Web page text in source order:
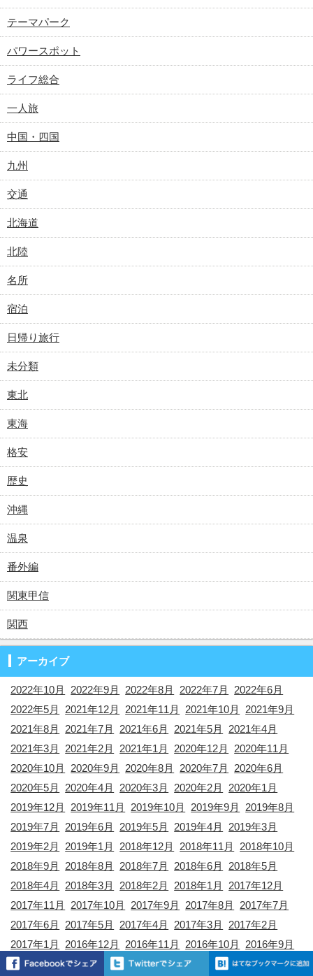
テーマパーク
パワースポット
ライフ総合
一人旅
中国・四国
九州
交通
北海道
北陸
名所
宿泊
日帰り旅行
未分類
東北
東海
格安
歴史
沖縄
温泉
番外編
関東甲信
関西
アーカイブ
2022年10月 2022年9月 2022年8月 2022年7月
2022年6月
2022年5月
2021年12月 2021年11月 2021年10月
2021年9月
2021年8月
2021年7月 2021年6月 2021年5月
2021年4月
2021年3月
2021年2月 2021年1月 2020年12月
2020年11月
2020年10月
2020年9月 2020年8月 2020年7月
2020年6月
2020年5月
2020年4月 2020年3月 2020年2月
2020年1月
2019年12月
2019年11月 2019年10月 2019年9月
2019年8月
2019年7月
2019年6月 2019年5月 2019年4月
2019年3月
2019年2月
2019年1月 2018年12月 2018年11月
2018年10月
2018年9月
2018年8月 2018年7月 2018年6月
2018年5月
2018年4月
2018年3月 2018年2月 2018年1月
2017年12月
2017年11月
2017年10月 2017年9月 2017年8月
2017年7月
2017年6月
2017年5月 2017年4月 2017年3月
2017年2月
2017年1月
2016年12月 2016年11月 2016年10月
2016年9月
2016年8月 2016年7月 2016年6月 2016年5月 2016年4月